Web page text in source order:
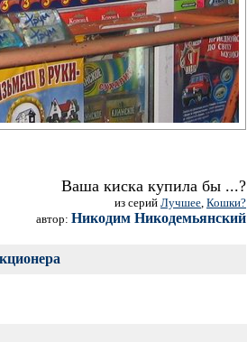
Ваша киска купила бы ...?
из серий Лучшее, Кошки?
автор: Никодим Никодемьянский